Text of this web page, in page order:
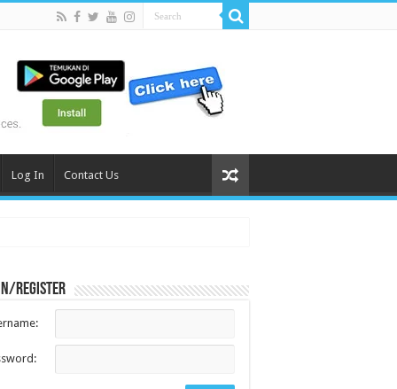
Log In Contact Us
register